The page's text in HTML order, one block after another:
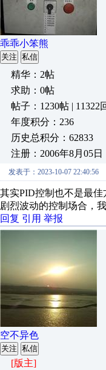
乖乖小笨熊
关注 私信
精华：2帖
求助：0帖
帖子：1230帖 | 11322
年度积分：236
历史总积分：62833
注册：2006年8月05日
发表于：2023-10-07 22:40:56
其实PID控制也不是最
剧烈波动的控制场合，
回复 引用 举报
空不异色
关注 私信
[版主]